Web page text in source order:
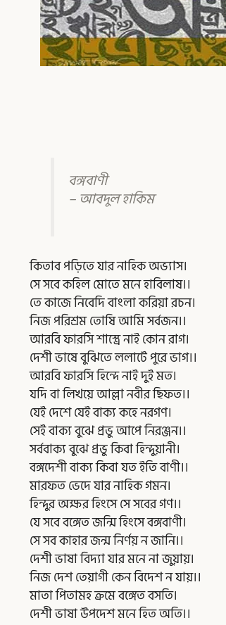
বঙ্গবাণী
– আবদুল হাকিম
কিতাব পড়িতে যার নাহিক অভ্যাস।
সে সবে কহিল মোতে মনে হাবিলাষ।।
তে কাজে নিবেদি বাংলা করিয়া রচন।
নিজ পরিশ্রম তোষি আমি সর্বজন।।
আরবি ফারসি শাস্ত্রে নাই কোন রাগ।
দেশী ভাষে বুঝিতে ললাটে পুরে ভাগ।।
আরবি ফারসি হিন্দে নাই দুই মত।
যদি বা লিখয়ে আল্লা নবীর ছিফত।।
যেই দেশে যেই বাক্য কহে নরগণ।
সেই বাক্য বুঝে প্রভু আপে নিরঞ্জন।।
সর্ববাক্য বুঝে প্রভু কিবা হিন্দুয়ানী।
বঙ্গদেশী বাক্য কিবা যত ইতি বাণী।।
মারফত ভেদে যার নাহিক গমন।
হিন্দুর অক্ষর হিংসে সে সবের গণ।।
যে সবে বঙ্গেত জন্মি হিংসে বঙ্গবাণী।
সে সব কাহার জন্ম নির্ণয় ন জানি।।
দেশী ভাষা বিদ্যা যার মনে না জুয়ায়।
নিজ দেশ তেয়াগী কেন বিদেশ ন যায়।।
মাতা পিতামহ ক্রমে বঙ্গেত বসতি।
দেশী ভাষা উপদেশ মনে হিত অতি।।